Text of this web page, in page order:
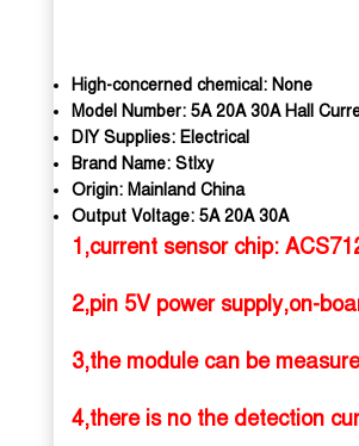
High-concerned chemical: None
Model Number: 5A 20A 30A Hall
DIY Supplies: Electrical
Brand Name: Stlxy
Origin: Mainland China
Output Voltage: 5A 20A 30A
1,current sensor chip:
2,pin 5V power supply,on-
3,the module can be
4,there is no the detection